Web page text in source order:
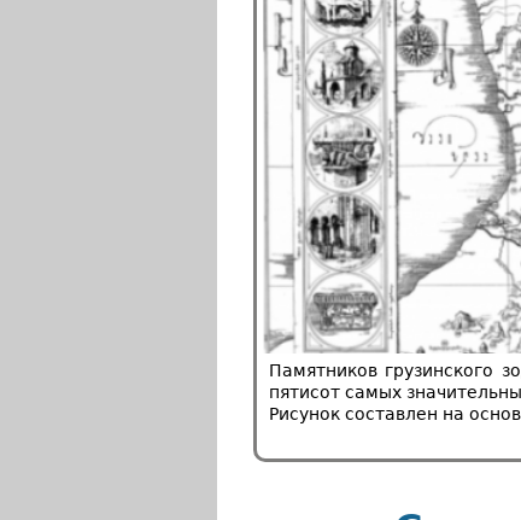
Памятников грузинского
пятисот самых
Рисунок составлен на